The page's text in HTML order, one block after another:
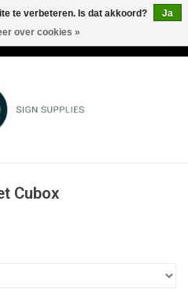
Cubox
te verbeteren. Is dat akkoord?
Ja
over cookies »